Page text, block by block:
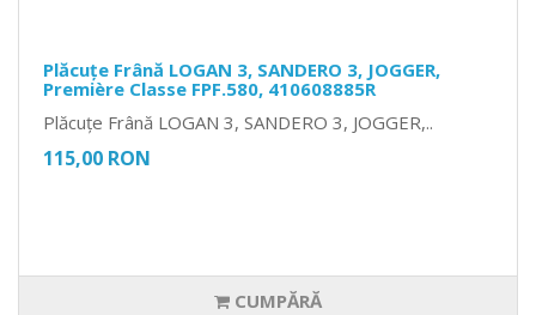
Plăcuțe Frână LOGAN 3, SANDERO 3, JOGGER,
Première Classe FPF.580, 410608885R
Plăcuțe Frână LOGAN 3, SANDERO 3, JOGGER,..
115,00 RON
CUMPĂRĂ